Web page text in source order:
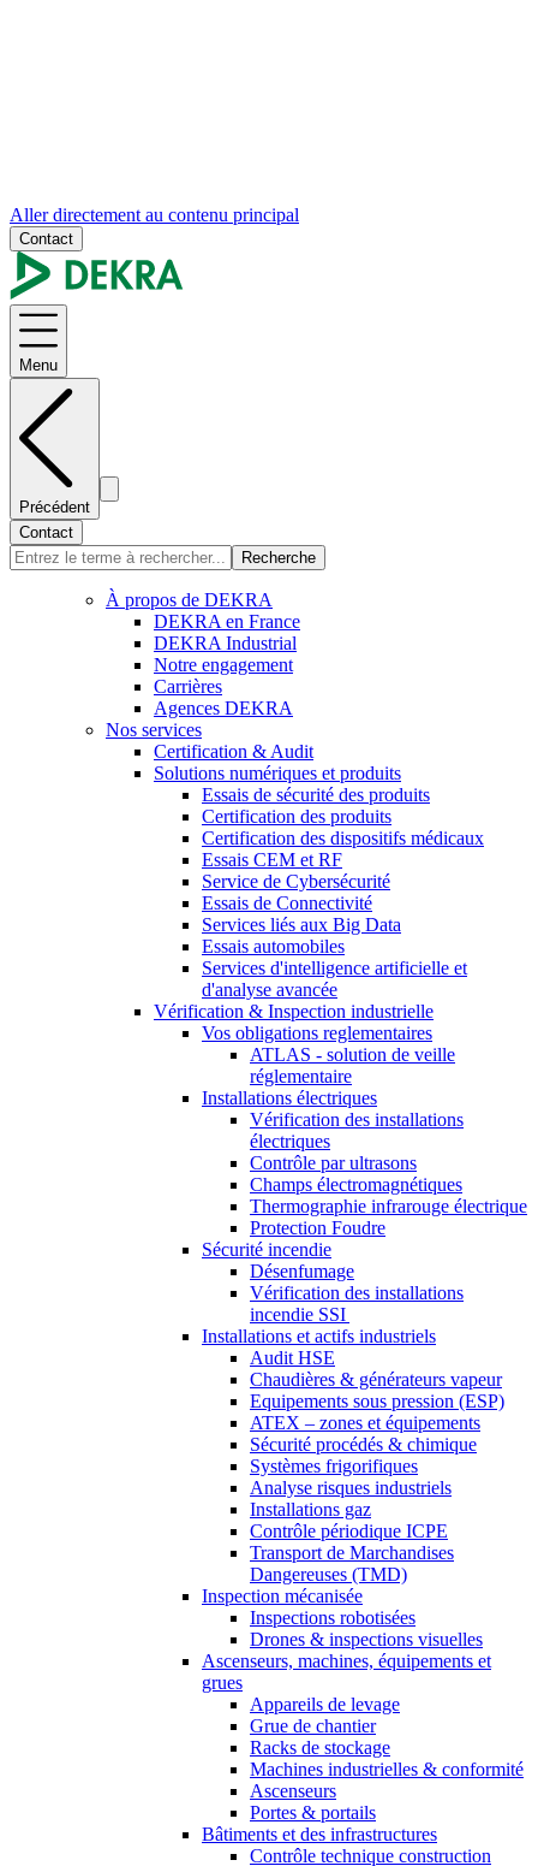
Aller directement au contenu principal
Contact
Menu
Précédent
Contact
Recherche
À propos de DEKRA
DEKRA en France
DEKRA Industrial
Notre engagement
Carrières
Agences DEKRA
Nos services
Certification & Audit
Solutions numériques et produits
Essais de sécurité des produits
Certification des produits
Certification des dispositifs médicaux
Essais CEM et RF
Service de Cybersécurité
Essais de Connectivité
Services liés aux Big Data
Essais automobiles
Services d'intelligence artificielle et
d'analyse avancée
Vérification & Inspection industrielle
Vos obligations reglementaires
ATLAS - solution de veille
réglementaire
Installations électriques
Vérification des installations
électriques
Contrôle par ultrasons
Champs électromagnétiques
Thermographie infrarouge électrique
Protection Foudre
Sécurité incendie
Désenfumage
Vérification des installations
incendie SSI
Installations et actifs industriels
Audit HSE
Chaudières & générateurs vapeur
Equipements sous pression (ESP)
ATEX – zones et équipements
Sécurité procédés & chimique
Systèmes frigorifiques
Analyse risques industriels
Installations gaz
Contrôle périodique ICPE
Transport de Marchandises
Dangereuses (TMD)
Inspection mécanisée
Inspections robotisées
Drones & inspections visuelles
Ascenseurs, machines, équipements et
grues
Appareils de levage
Grue de chantier
Racks de stockage
Machines industrielles & conformité
Ascenseurs
Portes & portails
Bâtiments et des infrastructures
Contrôle technique construction